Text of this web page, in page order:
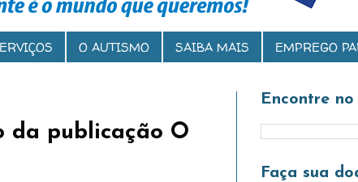
O AUTISMO SAIBA MAIS EMPREGO
da publicação O
Encontre
Faça sua